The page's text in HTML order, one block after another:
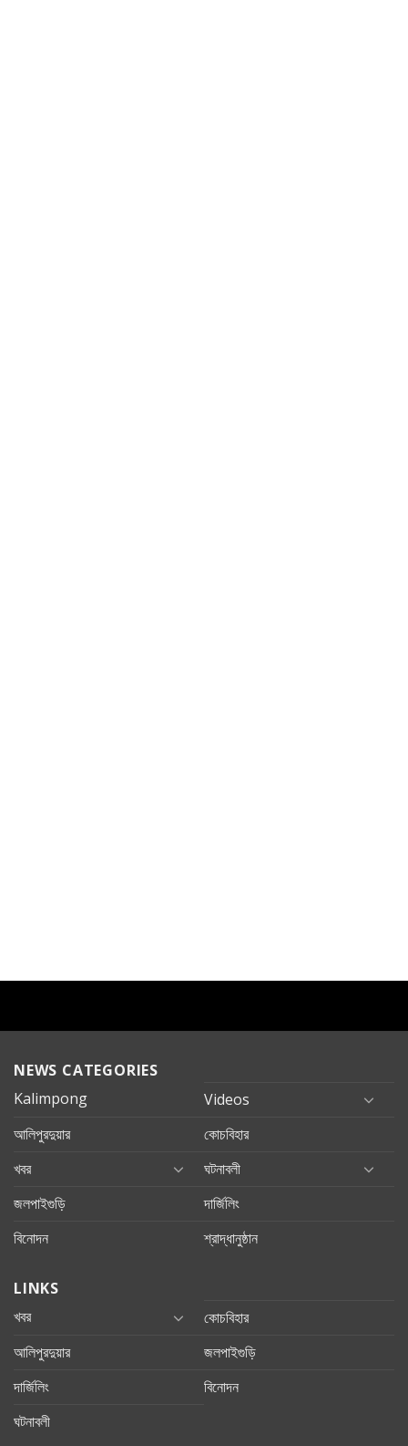
NEWS CATEGORIES
Kalimpong
Videos
আলিপুরদুয়ার
কোচবিহার
খবর
ঘটনাবলী
জলপাইগুড়ি
দার্জিলিং
বিনোদন
শ্রাদ্ধানুষ্ঠান
LINKS
খবর
কোচবিহার
আলিপুরদুয়ার
জলপাইগুড়ি
দার্জিলিং
বিনোদন
ঘটনাবলী